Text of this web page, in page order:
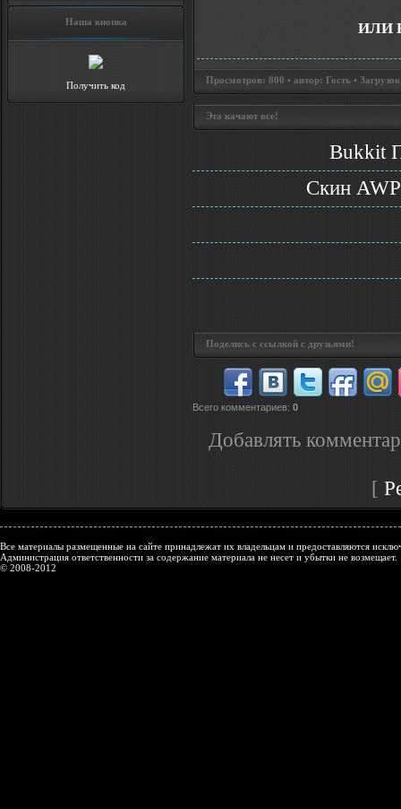
Наша кнопка
Получить код
ИЛИ
Просмотров: 800 • автор: Гость •
Эта качают все!
Bukkit
Скин
Поделись с ссылкой с друзьями!
Всего комментариев: 0
Добавлять
[
Все материалы размещенные на сайте принадлежат их владельцам и предоставляются
Администрация ответственности за содержание материала не несет и убытки не возмещает.
© 2008-2012